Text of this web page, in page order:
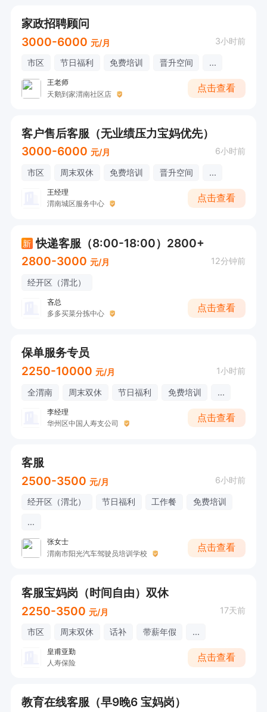
家政招聘顾问
3000-6000 元/月 3小时前
市区 节日福利 免费培训 晋升空间 ...
王老师
天鹅到家渭南社区店
点击查看
客户售后客服（无业绩压力宝妈优先）
3000-6000 元/月 6小时前
市区 周末双休 免费培训 晋升空间 ...
王经理
渭南城区服务中心
点击查看
新 快递客服（8:00-18:00）2800+
2800-3000 元/月 12分钟前
经开区（渭北）
吝总
多多买菜分拣中心
点击查看
保单服务专员
2250-10000 元/月 1小时前
全渭南 周末双休 节日福利 免费培训 ...
李经理
华州区中国人寿支公司
点击查看
客服
2500-3500 元/月 6小时前
经开区（渭北） 节日福利 工作餐
免费培训
...
张女士
渭南市阳光汽车驾驶员培训学校
点击查看
客服宝妈岗（时间自由）双休
2250-3500 元/月 17天前
市区 周末双休 话补 带薪年假 ...
皇甫亚勤
人寿保险
点击查看
教育在线客服（早9晚6 宝妈岗）